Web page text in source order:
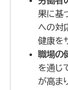
果に基
への対
健康を
職場の
を通じ
が高ま